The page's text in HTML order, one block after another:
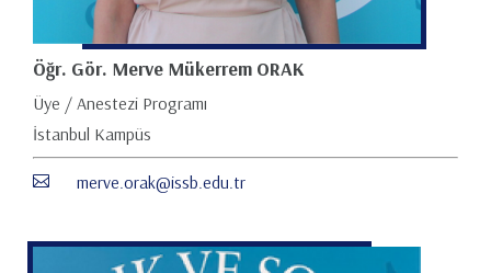
Öğr. Gör. Merve Mükerrem ORAK
Üye / Anestezi Programı
İstanbul Kampüs
merve.orak@issb.edu.tr